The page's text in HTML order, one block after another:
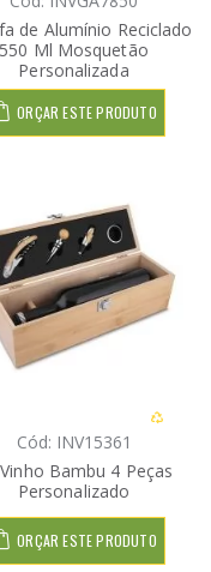
de Alumínio Reciclado
550 Ml Mosquetão
Personalizada
ORÇAR ESTE PRODUTO
Cód: INV15361
Bambu 4 Peças
Personalizado
ORÇAR ESTE PRODUTO